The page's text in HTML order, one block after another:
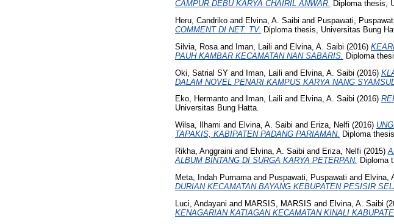
CAMPUR DEBU KARYA CHAIRIL ANWAR. Diploma thesis,
Heru, Candriko and Elvina, A. Saibi and Puspawati, Puspawati
COMMENT DI NET. TV. Diploma thesis, Universitas Bung
Silvia, Rosa and Iman, Laili and Elvina, A. Saibi (2016)
PAUH KAMBAR KECAMATAN NAN SABARIS. Diploma
Oki, Satrial SY and Iman, Laili and Elvina, A. Saibi (2016)
DALAM NOVEL PENARI KAMPUS KARYA NANG
Eko, Hermanto and Iman, Laili and Elvina, A. Saibi (2016)
Universitas Bung Hatta.
Wilsa, Ilhami and Elvina, A. Saibi and Eriza, Nelfi (2016)
TAPAKIS, KABIPATEN PADANG PARIAMAN. Diploma
Rikha, Anggraini and Elvina, A. Saibi and Eriza, Nelfi (2015)
ALBUM BINTANG DI SURGA KARYA PETERPAN. Diploma
Meta, Indah Purnama and Puspawati, Puspawati and Elvina,
DURIAN KECAMATAN BAYANG KEBUPATEN PESISIR
Luci, Andayani and MARSIS, MARSIS and Elvina, A. Saibi
KENAGARIAN KATIAGAN KECAMATAN KINALI